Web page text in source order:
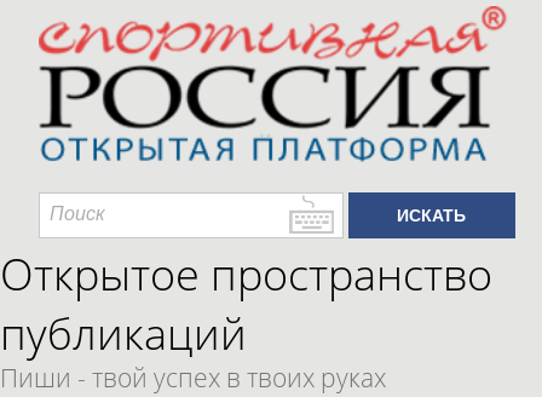
Открытое пространство
публикаций
Пиши - твой успех в твоих руках